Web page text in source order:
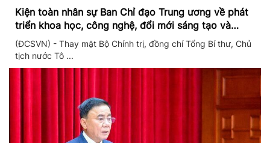
Kiện toàn nhân sự Ban Chỉ đạo Trung ương về phát
triển khoa học, công nghệ, đổi mới sáng tạo và
chuyển đổi số
(ĐCSVN) - Thay mặt Bộ Chính trị, đồng chí Tổng Bí thư, Chủ
tịch nước Tô ...